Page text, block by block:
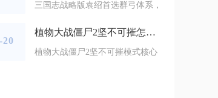
三国志战略版袁绍首选群弓体系，
20
植物大战僵尸2坚不可摧怎么过
植物大战僵尸2坚不可摧模式核心